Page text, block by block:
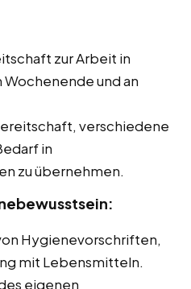
zur Arbeit in
und an
verschiedene
in
zu übernehmen.
Hygienevorschriften,
mit Lebensmitteln.
eigenen